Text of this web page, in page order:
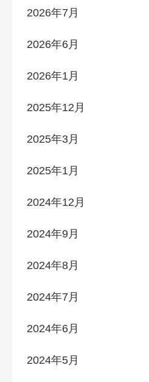
2026年7月
2026年6月
2026年1月
2025年12月
2025年3月
2025年1月
2024年12月
2024年9月
2024年8月
2024年7月
2024年6月
2024年5月